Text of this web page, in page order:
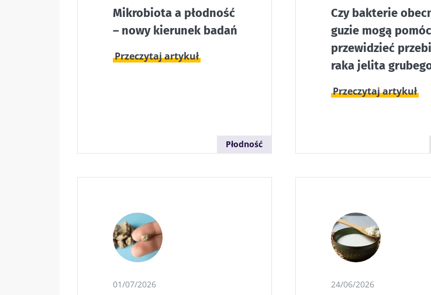
Mikrobiota a płodność
– nowy kierunek badań
Przeczytaj artykuł
Płodność
Czy bakterie
guzie mogą pomóc
przewidzieć
raka jelita
Przeczytaj artykuł
01/07/2026 24/06/2026